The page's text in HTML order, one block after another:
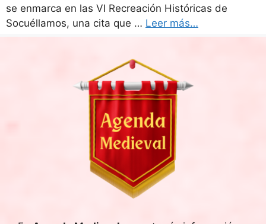
se enmarca en las VI Recreación Históricas de
Socuéllamos, una cita que … Leer más…